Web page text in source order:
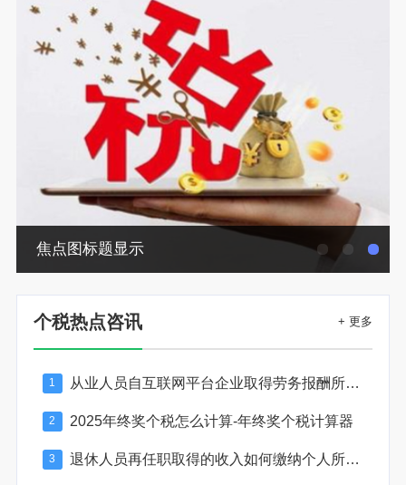
焦点图标题显示
个税热点咨讯 + 更多
1 从业人员自互联网平台企业取得劳务报酬所得的个人所得税预扣预缴计算方法
2 2025年终奖个税怎么计算-年终奖个税计算器
3 退休人员再任职取得的收入如何缴纳个人所得税